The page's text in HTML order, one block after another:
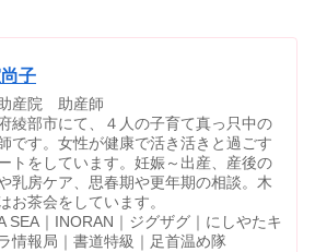
子
産院 助産師
綾部市にて、４人の子育て真っ只中の
です。女性が健康で活き活きと過ごす
トをしています。妊娠～出産、産後の
乳房ケア、思春期や更年期の相談。木
お茶会をしています。
SEA｜INORAN｜ジグザグ｜にしやたキ
情報局｜書道特級｜足首温め隊